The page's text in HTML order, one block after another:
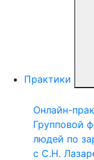
Практики
Онлайн-
Групповой
людей по
с С.Н.